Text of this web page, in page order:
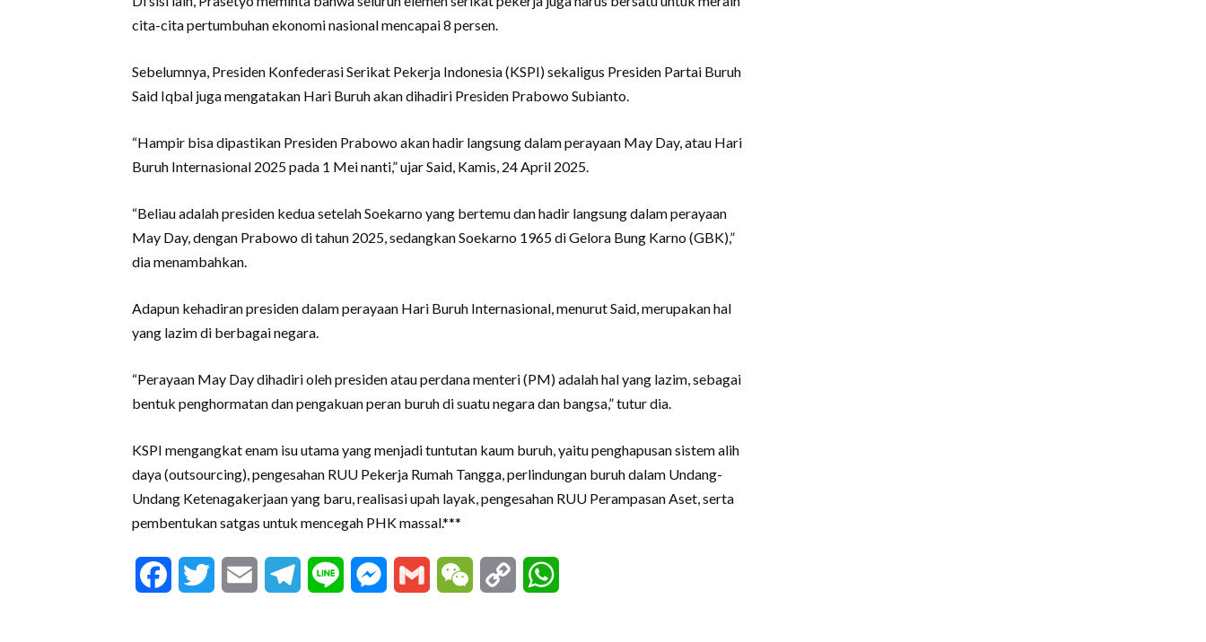
cita-cita pertumbuhan ekonomi nasional mencapai 8 persen.
Sebelumnya, Presiden Konfederasi Serikat Pekerja Indonesia (KSPI) sekaligus Presiden Partai Buruh
Said Iqbal juga mengatakan Hari Buruh akan dihadiri Presiden Prabowo Subianto.
“Hampir bisa dipastikan Presiden Prabowo akan hadir langsung dalam perayaan May Day, atau Hari
Buruh Internasional 2025 pada 1 Mei nanti,” ujar Said, Kamis, 24 April 2025.
“Beliau adalah presiden kedua setelah Soekarno yang bertemu dan hadir langsung dalam perayaan
May Day, dengan Prabowo di tahun 2025, sedangkan Soekarno 1965 di Gelora Bung Karno (GBK),”
dia menambahkan.
Adapun kehadiran presiden dalam perayaan Hari Buruh Internasional, menurut Said, merupakan hal
yang lazim di berbagai negara.
“Perayaan May Day dihadiri oleh presiden atau perdana menteri (PM) adalah hal yang lazim, sebagai
bentuk penghormatan dan pengakuan peran buruh di suatu negara dan bangsa,” tutur dia.
KSPI mengangkat enam isu utama yang menjadi tuntutan kaum buruh, yaitu penghapusan sistem alih
daya (outsourcing), pengesahan RUU Pekerja Rumah Tangga, perlindungan buruh dalam Undang-
Undang Ketenagakerjaan yang baru, realisasi upah layak, pengesahan RUU Perampasan Aset, serta
pembentukan satgas untuk mencegah PHK massal.***
FacebookTwitter Email Telegram
Line Messenger
Gmail WeChat Copy